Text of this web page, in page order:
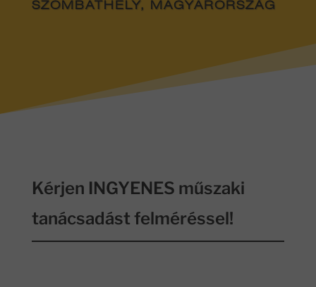
SZOMBATHELY, MAGYARORSZÁG
Kérjen INGYENES műszaki
tanácsadást felméréssel!